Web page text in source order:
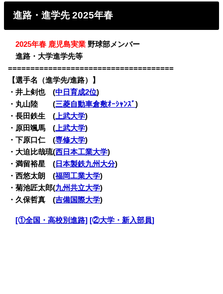
進路・進学先 2025年春
・2025年春 鹿児島実業 野球部メンバー
・進路・大学進学先等
=====================================
【選手名（進学先/進路）】
・井上剣也 (中日育成2位)
・丸山陸 (三菱自動車倉敷ｵｰｼｬﾝｽﾞ)
・長田鉄生 ( 上武大学)
・原田颯馬 ( 上武大学)
・下原口仁 (専修大学)
・大迫比哉琉(西日本工業大学)
・満留裕星 ( 日本製鉄九州大分)
・西悠太朗 (福岡工業大学)
・菊池匠太郎(九州共立大学)
・久保哲真 (吉備国際大学)
・[①全国・高校別進路] [②大学・新入部員]